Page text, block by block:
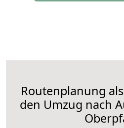
Routenplanung
den Umzug nach